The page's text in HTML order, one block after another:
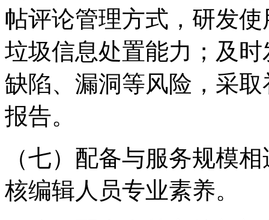
帖评论管理方式，研发
垃圾信息处置能力；及
缺陷、漏洞等风险，采
报告。
（七）配备与服务规模
核编辑人员专业素养。